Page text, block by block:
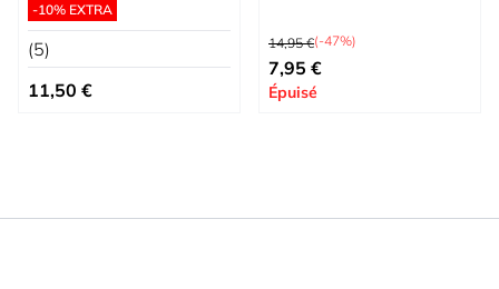
-10% EXTRA
(5)
11,50 €
Prix normal
14,95 €(-47%)
Prix spécial
7,95 €
Épuisé